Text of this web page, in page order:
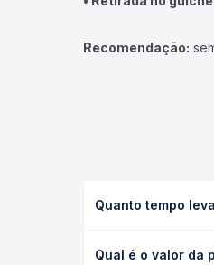
Recomendação:
Quanto tempo
executivo ou leito)
Qual é o valor da